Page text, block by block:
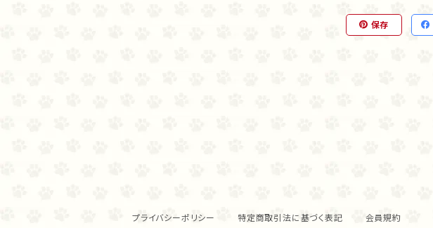
保存
プライバシーポリシー 特定商取引法に基づく表記 会員規約